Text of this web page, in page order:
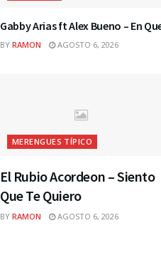
Gabby Arias ft Alex Bueno – En
BY RAMON AGOSTO 6, 2026
MERENGUES TÍPICO
El Rubio Acordeon – Siento
Que Te Quiero
BY RAMON AGOSTO 6, 2026